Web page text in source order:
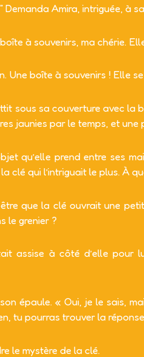
Demanda Amira, intriguée, à
à souvenirs, ma chérie.
Une boîte à souvenirs ! Elle
sous sa couverture avec
jaunies par le temps, et une
qu’elle prend entre ses
clé qui l’intriguait le plus. À
que la clé ouvrait une
le grenier ?
assise à côté d’elle
épaule. « Oui, je le sais,
tu pourras trouver la
le mystère de la clé.